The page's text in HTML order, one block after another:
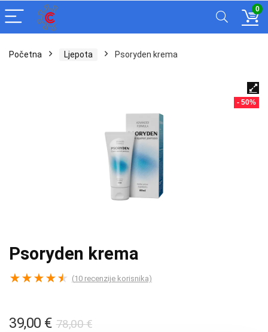
0
Početna Ljepota Psoryden krema
- 50%
Psoryden krema
★★★★★ (10 recenzije korisnika)
78,00€Izvorna
39,00 €
Trenutna